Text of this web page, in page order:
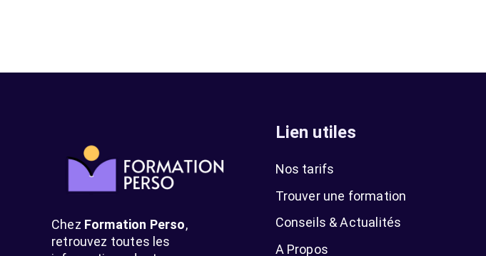
Chez Formation Perso,
retrouvez toutes les
Lien utiles
Nos tarifs
Trouver une formation
Conseils & Actualités
A Propos